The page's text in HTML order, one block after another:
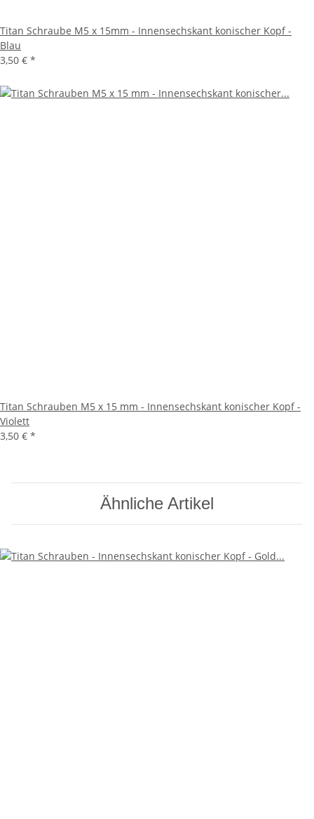
Titan Schraube M5 x 15mm - Innensechskant konischer Kopf -
Blau
3,50 € *
Titan Schrauben M5 x 15 mm - Innensechskant konischer Kopf -
Violett
3,50 € *
Ähnliche Artikel